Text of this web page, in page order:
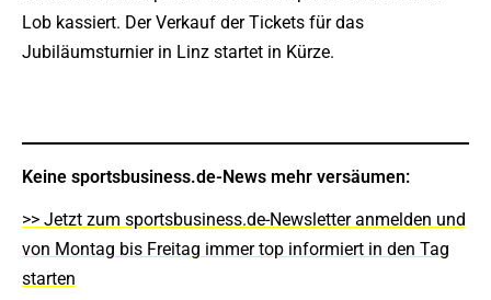
Lob kassiert. Der Verkauf der Tickets für das
Jubiläumsturnier in Linz startet in Kürze.
Keine sportsbusiness.de-News mehr versäumen:
>> Jetzt zum sportsbusiness.de-Newsletter anmelden und
von Montag bis Freitag immer top informiert in den Tag
starten